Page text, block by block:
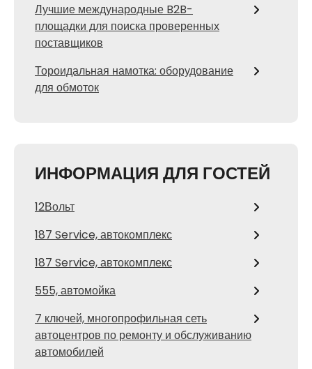
Лучшие международные B2B-
площадки для поиска проверенных
поставщиков
Тороидальная намотка: оборудование
для обмоток
ИНФОРМАЦИЯ ДЛЯ ГОСТЕЙ
12Вольт
187 Service, автокомплекс
187 Service, автокомплекс
555, автомойка
7 ключей, многопрофильная сеть
автоцентров по ремонту и обслуживанию
автомобилей